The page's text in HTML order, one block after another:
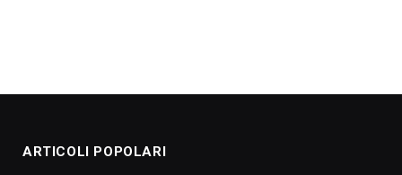
ARTICOLI POPOLARI